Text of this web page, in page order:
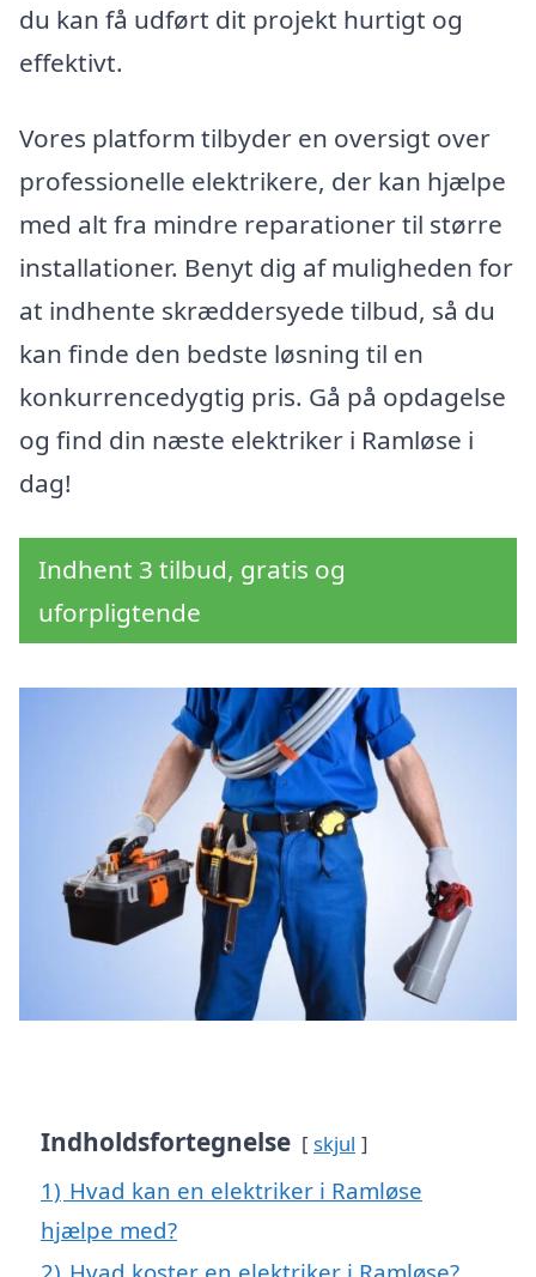
du kan få udført dit projekt hurtigt og
effektivt.
Vores platform tilbyder en oversigt over
professionelle elektrikere, der kan hjælpe
med alt fra mindre reparationer til større
installationer. Benyt dig af muligheden for
at indhente skræddersyede tilbud, så du
kan finde den bedste løsning til en
konkurrencedygtig pris. Gå på opdagelse
og find din næste elektriker i Ramløse i
dag!
Indhent 3 tilbud, gratis og
uforpligtende
Indholdsfortegnelse skjul
1) Hvad kan en elektriker i Ramløse
hjælpe med?